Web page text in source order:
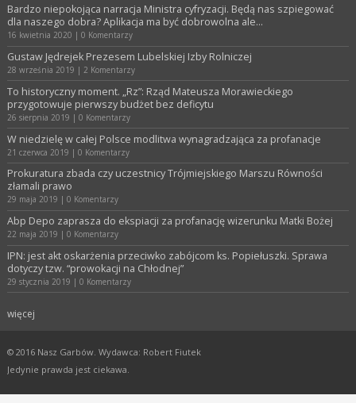
Bardzo niepokojąca narracja Ministra cyfryzacji. Będą nas szpiegować
dla naszego dobra? Aplikacja ma być dobrowolna ale…
16 kwietnia 2020 | 0 Komentarzy
Gustaw Jędrejek Prezesem Lubelskiej Izby Rolniczej
28 września 2019 | 2 Komentarzy
To historyczny moment. „Rz”: Rząd Mateusza Morawieckiego
przygotowuje pierwszy budżet bez deficytu
26 sierpnia 2019 | 0 Komentarzy
W niedzielę w całej Polsce modlitwa wynagradzająca za profanacje
21 czerwca 2019 | 0 Komentarzy
Prokuratura zbada czy uczestnicy Trójmiejskiego Marszu Równości
złamali prawo
29 maja 2019 | 0 Komentarzy
Abp Depo zaprasza do ekspiacji za profanację wizerunku Matki Bożej
22 maja 2019 | 0 Komentarzy
IPN: jest akt oskarżenia przeciwko zabójcom ks. Popiełuszki. Sprawa
dotyczy tzw. “prowokacji na Chłodnej”
29 stycznia 2019 | 0 Komentarzy
więcej
© 2016 Nasz Garbów. Wydawca: Robert Fiutek
Jedynie prawda jest ciekawa.